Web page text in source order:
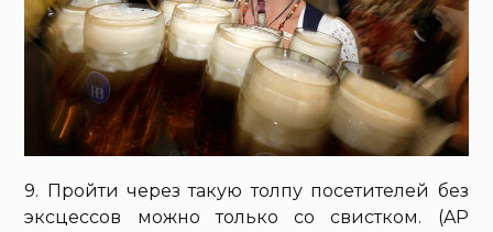
9. Пройти через такую толпу посетителей без
эксцессов можно только со свистком. (AP